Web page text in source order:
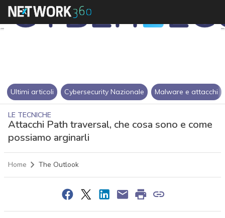
Ultimi articoli Cybersecurity Nazionale Malware e attacchi
LE TECNICHE
Attacchi Path traversal, che cosa sono e come
possiamo arginarli
Home The Outlook